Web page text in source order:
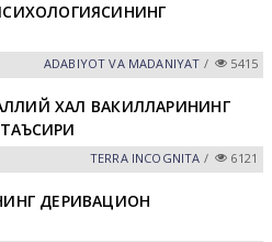
АDАBIYOT VА MАDАNIYAT / 5415
ХАЛҚ ВАКИЛЛАРИНИНГ
TERRA INCOGNITA / 6121
ДЕРИВАЦИОН